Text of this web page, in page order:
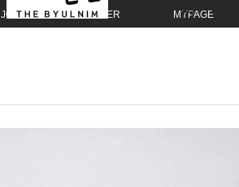
JOIN ORDER MYPAGE